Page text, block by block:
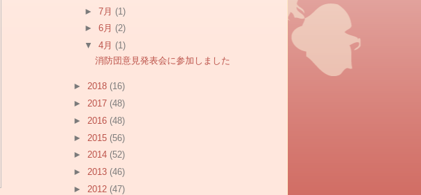
► 7月 (1)
► 6月 (2)
▼ 4月 (1)
消防団意見発表会に参加しました
► 2018 (16)
► 2017 (48)
► 2016 (48)
► 2015 (56)
► 2014 (52)
► 2013 (46)
► 2012 (47)